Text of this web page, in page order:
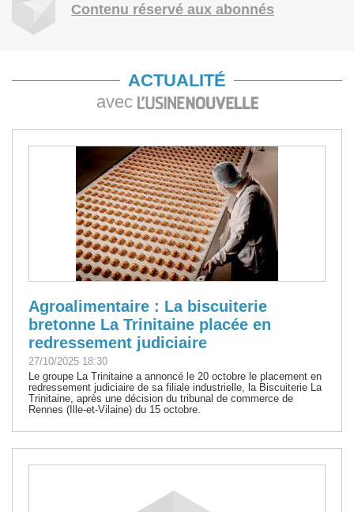
Contenu réservé aux abonnés
ACTUALITÉ
avec
Agroalimentaire : La biscuiterie
bretonne La Trinitaine placée en
redressement judiciaire
27/10/2025 18:30
Le groupe La Trinitaine a annoncé le 20 octobre le placement en
redressement judiciaire de sa filiale industrielle, la Biscuiterie La
Trinitaine, après une décision du tribunal de commerce de
Rennes (Ille-et-Vilaine) du 15 octobre.